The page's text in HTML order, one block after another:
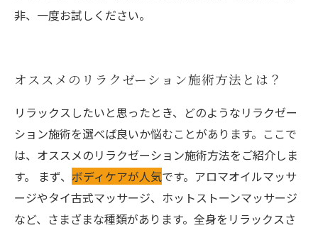
非、一度お試しください。
オススメのリラクゼーション施術方法とは？
リラックスしたいと思ったとき、どのようなリラクゼー
ション施術を選べば良いか悩むことがあります。ここで
は、オススメのリラクゼーション施術方法をご紹介しま
す。 まず、 ボディケアが人気です。アロマオイルマッサ
ージやタイ古式マッサージ、ホットストーンマッサージ
など、さまざまな種類があります。全身をリラックスさ